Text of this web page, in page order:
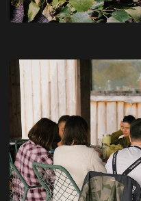
Telegram
+7 (981) 864
АНАСТАСИЯ